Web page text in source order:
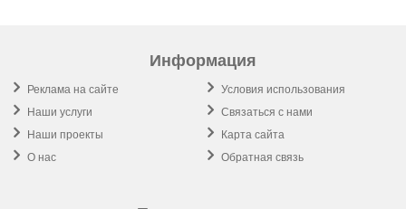
Информация
Реклама на сайте
Наши услуги
Наши проекты
О нас
Условия использования
Связаться с нами
Карта сайта
Обратная связь